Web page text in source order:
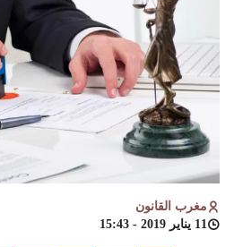
مغرب القانون
11 يناير 2019 - 15:43